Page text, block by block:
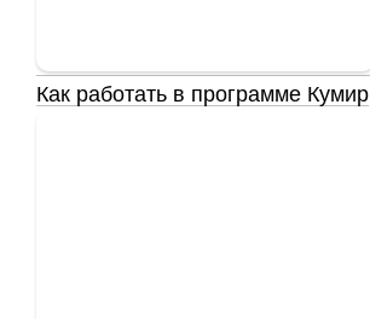
Как работать в программе Кумир